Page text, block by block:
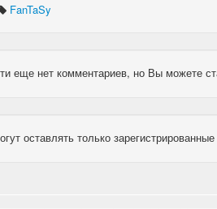
FanTaSy
еще нет комментариев, но Вы можете
оставлять только